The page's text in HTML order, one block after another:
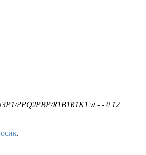
PPQ2PBP/R1B1R1K1 w - - 0 12
.